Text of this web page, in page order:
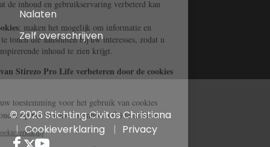
Nalaten
Zelf overschrijven
© 2026 Stichting Civitas Christiana
Cookieverklaring
Privacy